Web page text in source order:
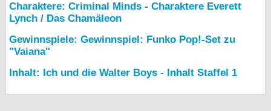
Charaktere: Criminal Minds - Charaktere Everett
Lynch / Das Chamäleon
Gewinnspiele: Gewinnspiel: Funko Pop!-Set zu
"Vaiana"
Inhalt: Ich und die Walter Boys - Inhalt Staffel 1